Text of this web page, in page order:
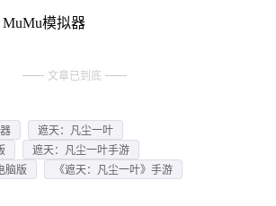
模拟器
文章已到底
遮天：凡尘一叶
遮天：凡尘一叶手游
脑版
《遮天：凡尘一叶》手游